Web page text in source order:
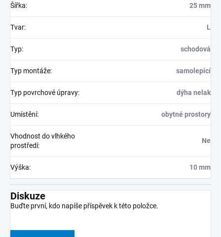
Šířka: 25 mm
Tvar: L
Typ: schodová
Typ montáže: samolepící
Typ povrchové úpravy: dýha nelak
Umístění: obytné prostory
Vhodnost do vlhkého
prostředí:
Ne
Výška: 10 mm
Diskuze
Buďte první, kdo napíše příspěvek k této položce.